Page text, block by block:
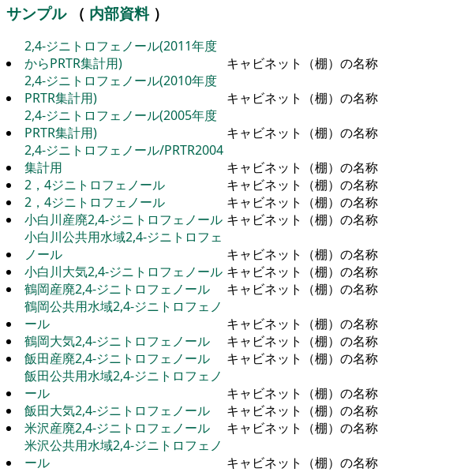
サンプル （ 内部資料 ）
2,4-ジニトロフェノール(2011年度
からPRTR集計用)
キャビネット（棚）の名称
2,4-ジニトロフェノール(2010年度
PRTR集計用)
キャビネット（棚）の名称
2,4-ジニトロフェノール(2005年度
PRTR集計用)
キャビネット（棚）の名称
2,4-ジニトロフェノール/PRTR2004
集計用
キャビネット（棚）の名称
2，4ジニトロフェノール
キャビネット（棚）の名称
2，4ジニトロフェノール
キャビネット（棚）の名称
小白川産廃2,4-ジニトロフェノール キャビネット（棚）の名称
小白川公共用水域2,4-ジニトロフェ
ノール
キャビネット（棚）の名称
小白川大気2,4-ジニトロフェノール キャビネット（棚）の名称
鶴岡産廃2,4-ジニトロフェノール
キャビネット（棚）の名称
鶴岡公共用水域2,4-ジニトロフェノ
ール
キャビネット（棚）の名称
鶴岡大気2,4-ジニトロフェノール
キャビネット（棚）の名称
飯田産廃2,4-ジニトロフェノール
キャビネット（棚）の名称
飯田公共用水域2,4-ジニトロフェノ
ール
キャビネット（棚）の名称
飯田大気2,4-ジニトロフェノール
キャビネット（棚）の名称
米沢産廃2,4-ジニトロフェノール
キャビネット（棚）の名称
米沢公共用水域2,4-ジニトロフェノ
ール
キャビネット（棚）の名称